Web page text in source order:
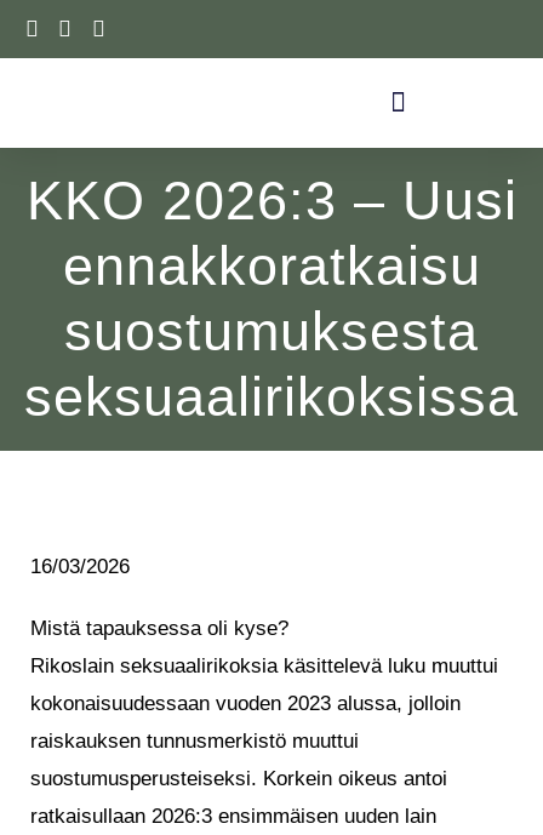
KKO 2026:3 – Uusi
ennakkoratkaisu
suostumuksesta
seksuaalirikoksissa
16/03/2026
Mistä tapauksessa oli kyse?
Rikoslain seksuaalirikoksia käsittelevä luku muuttui
kokonaisuudessaan vuoden 2023 alussa, jolloin
raiskauksen tunnusmerkistö muuttui
suostumusperusteiseksi. Korkein oikeus antoi
ratkaisullaan 2026:3 ensimmäisen uuden lain